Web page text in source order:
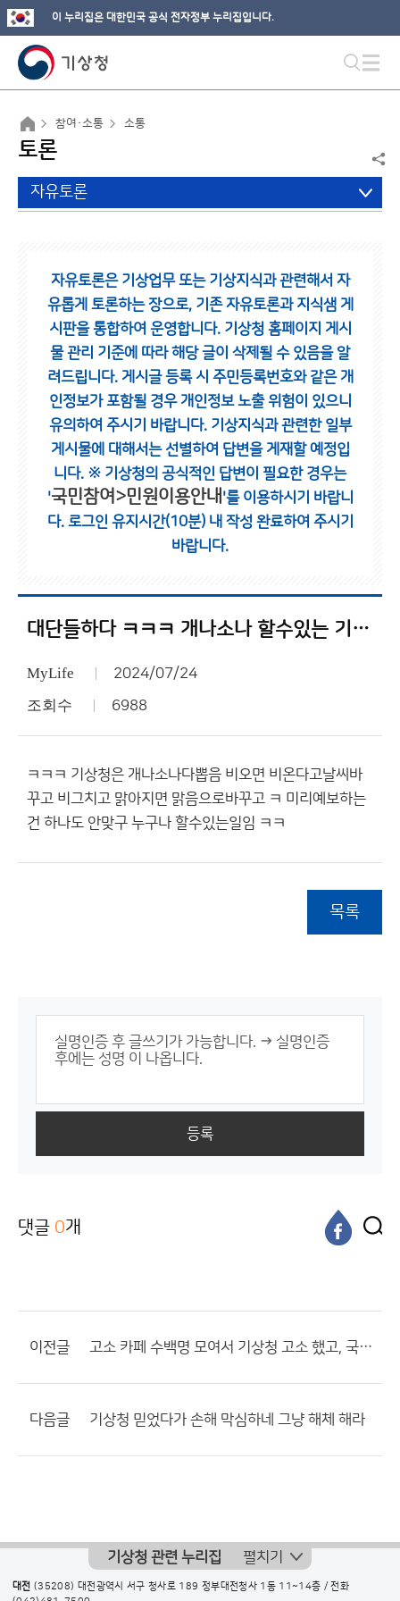
이 누리집은 대한민국 공식 전자정부 누리집입니다.
참여·소통 소통
토론
자유토론
자유토론은 기상업무 또는 기상지식과 관련해서 자
유롭게 토론하는 장으로, 기존 자유토론과 지식샘 게
시판을 통합하여 운영합니다. 기상청 홈페이지 게시
물 관리 기준에 따라 해당 글이 삭제될 수 있음을 알
려드립니다. 게시글 등록 시 주민등록번호와 같은 개
인정보가 포함될 경우 개인정보 노출 위험이 있으니
유의하여 주시기 바랍니다. 기상지식과 관련한 일부
게시물에 대해서는 선별하여 답변을 게재할 예정입
니다. ※ 기상청의 공식적인 답변이 필요한 경우는
'국민참여>민원이용안내 '를 이용하시기 바랍니
다. 로그인 유지시간(10분) 내 작성 완료하여 주시기
바랍니다.
대단들하다 ㅋㅋㅋ 개나소나 할수있는 기상청
MyLife 2024/07/24
조회수 6988
ㅋㅋㅋ 기상청은 개나소나다뽑음 비오면 비온다고날씨바
꾸고 비그치고 맑아지면 맑음으로바꾸고 ㅋ 미리예보하는
건 하나도 안맞구 누구나 할수있는일임 ㅋㅋ
목록
등록
댓글 0개
이전글 고소 카페 수백명 모여서 기상청 고소 했고, 국민청원 올렸음
다음글 기상청 믿었다가 손해 막심하네 그냥 해체 해라
기상청 관련 누리집 펼치기
대전 (35208) 대전광역시 서구 청사로 189 정부대전청사 1동 11~14층 / 전화